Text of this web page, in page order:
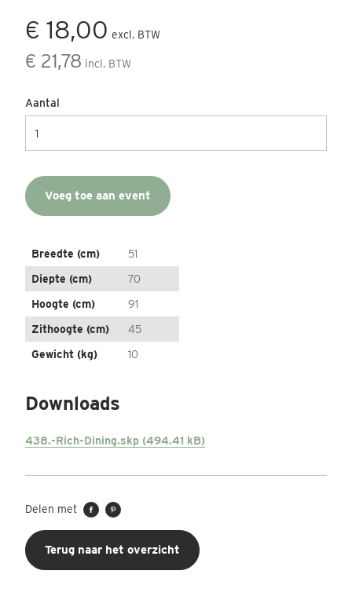
€ 18,00 excl. BTW
€ 21,78 incl. BTW
Aantal
Voeg toe aan event
Breedte (cm)
51
Diepte (cm)
70
Hoogte (cm)
91
Zithoogte (cm)
45
Gewicht (kg)
10
Downloads
438.-Rich-Dining.skp (494.41 kB)
Delen met
Terug naar het overzicht